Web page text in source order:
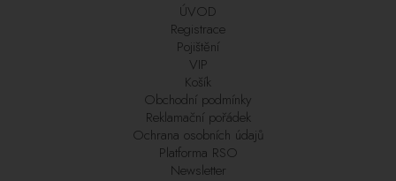
ÚVOD
Registrace
Pojištění
VIP
Košík
Obchodní podmínky
Reklamační pořádek
Ochrana osobních údajů
Platforma RSO
Newsletter